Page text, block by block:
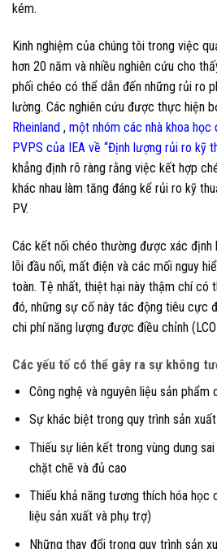
kém.
Kinh nghiệm của chúng tôi trong việc
hơn 20 năm và nhiều nghiên cứu cho
phối chéo có thể dẫn đến những rủi ro
lường. Các nghiên cứu được thực hiện
Rheinland , một nhóm các nhà khoa học
PVPS của IEA về “Định lượng rủi ro kỹ
khẳng định rõ ràng rằng việc kết hợp
khác nhau làm tăng đáng kể rủi ro kỹ
PV.
Các kết nối chéo thường được xác định
lỗi đầu nối, mất điện và các mối nguy
toàn. Tệ nhất, thiệt hại này thậm chí có
đó, những sự cố này tác động tiêu cực
chi phí năng lượng được điều chỉnh
Các yếu tố có thể gây ra sự không
Công nghệ và nguyên liệu sản phẩm
Sự khác biệt trong quy trình sản
Thiếu sự liên kết trong vùng dung
chặt chẽ và đủ cao
Thiếu khả năng tương thích hóa học
liệu sản xuất và phụ trợ)
Những thay đổi trong quy trình sản